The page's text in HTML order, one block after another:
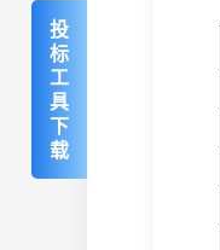
投
标
工
具
下
载